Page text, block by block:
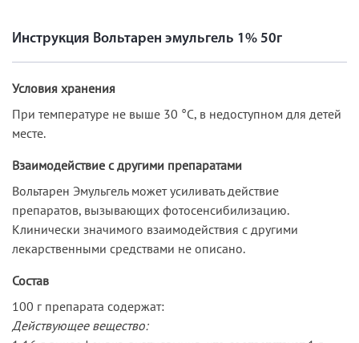
Инструкция Вольтарен эмульгель 1% 50г
Условия хранения
При температуре не выше 30 °С, в недоступном для детей
месте.
Взаимодействие с другими препаратами
Вольтарен Эмульгель может усиливать действие
препаратов, вызывающих фотосенсибилизацию.
Клинически значимого взаимодействия с другими
лекарственными средствами не описано.
Состав
100 г препарата содержат:
Действующее вещество: